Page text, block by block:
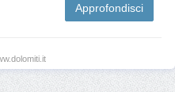
Approfondisci